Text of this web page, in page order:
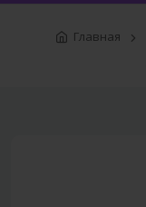
Главная